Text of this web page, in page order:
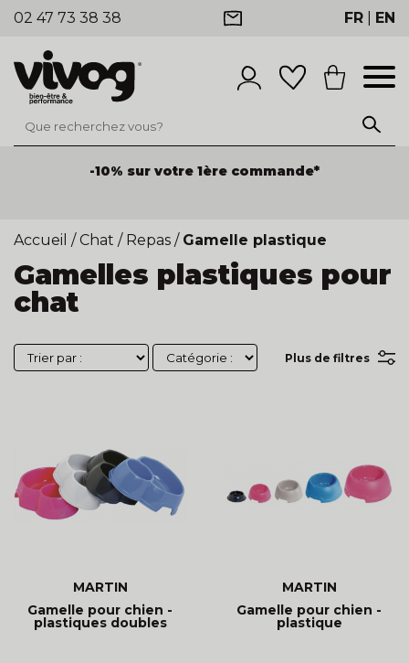
02 47 73 38 38 FR EN
-10% sur votre 1ère commande*
Accueil / Chat / Repas / Gamelle plastique
Gamelles plastiques pour
chat
Plus de filtres
MARTIN
Gamelle pour chien -
plastiques doubles
MARTIN
Gamelle pour chien -
plastique